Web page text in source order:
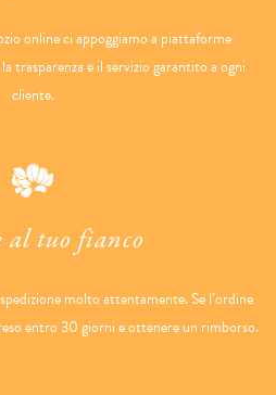
online ci appoggiamo a piattaforme
trasparenza e il servizio garantito a ogni
cliente.
al tuo fianco
molto attentamente. Se l’ordine
entro 30 giorni e ottenere un rimborso.